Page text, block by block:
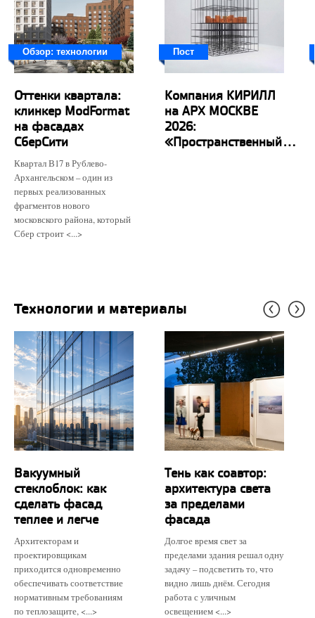
Обзор: технологии
Оттенки квартала:
клинкер ModFormat
на фасадах
СберСити
Квартал В17 в Рублево-
Архангельском – один из
первых реализованных
фрагментов нового
московского района, который
Сбер строит <...>
Пост
Компания КИРИЛЛ
на АРХ МОСКВЕ
2026:
«Пространственный...
Технологии и материалы
Вакуумный
стеклоблок: как
сделать фасад
теплее и легче
Архитекторам и
проектировщикам
приходится одновременно
обеспечивать соответствие
нормативным требованиям
по теплозащите, <...>
Тень как соавтор:
архитектура света
за пределами
фасада
Долгое время свет за
пределами здания решал одну
задачу – подсветить то, что
видно лишь днём. Сегодня
работа с уличным
освещением <...>